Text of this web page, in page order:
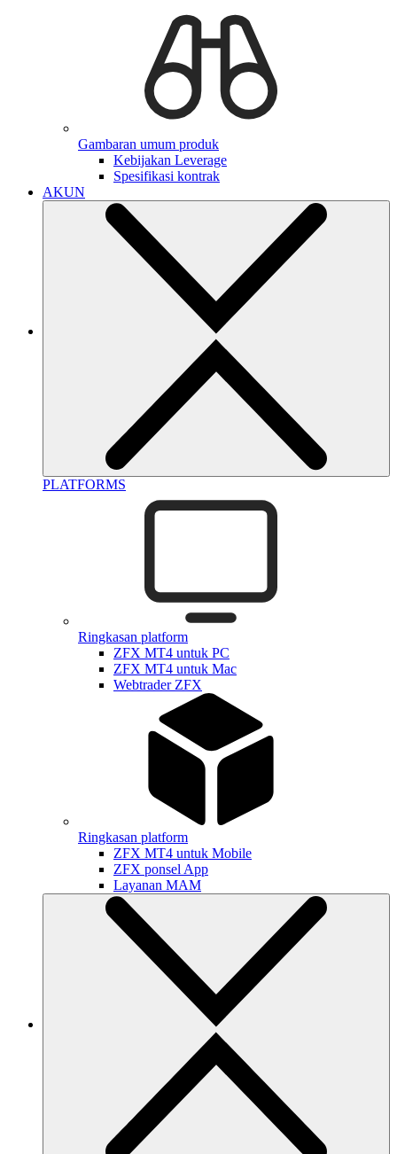
Gambaran umum produk
Kebijakan Leverage
Spesifikasi kontrak
AKUN
PLATFORMS
Ringkasan platform
ZFX MT4 untuk PC
ZFX MT4 untuk Mac
Webtrader ZFX
Ringkasan platform
ZFX MT4 untuk Mobile
ZFX ponsel App
Layanan MAM